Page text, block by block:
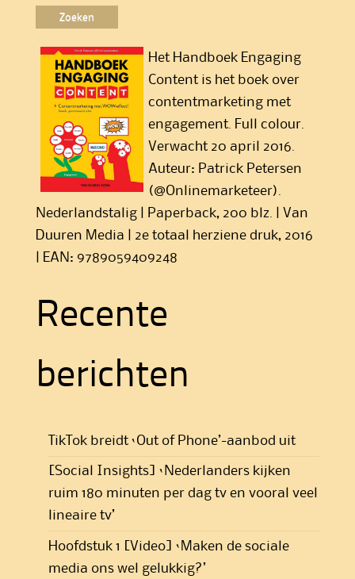
Het Handboek Engaging
Content is het boek over
contentmarketing met
engagement. Full colour.
Verwacht 20 april 2016.
Auteur: Patrick Petersen
(@Onlinemarketeer).
Nederlandstalig | Paperback, 200 blz. | Van
Duuren Media | 2e totaal herziene druk, 2016
| EAN: 9789059409248
Recente
berichten
TikTok breidt ‘Out of Phone’-aanbod uit
[Social Insights] ‘Nederlanders kijken
ruim 180 minuten per dag tv en vooral veel
lineaire tv’
Hoofdstuk 1 [Video] ‘Maken de sociale
media ons wel gelukkig?’